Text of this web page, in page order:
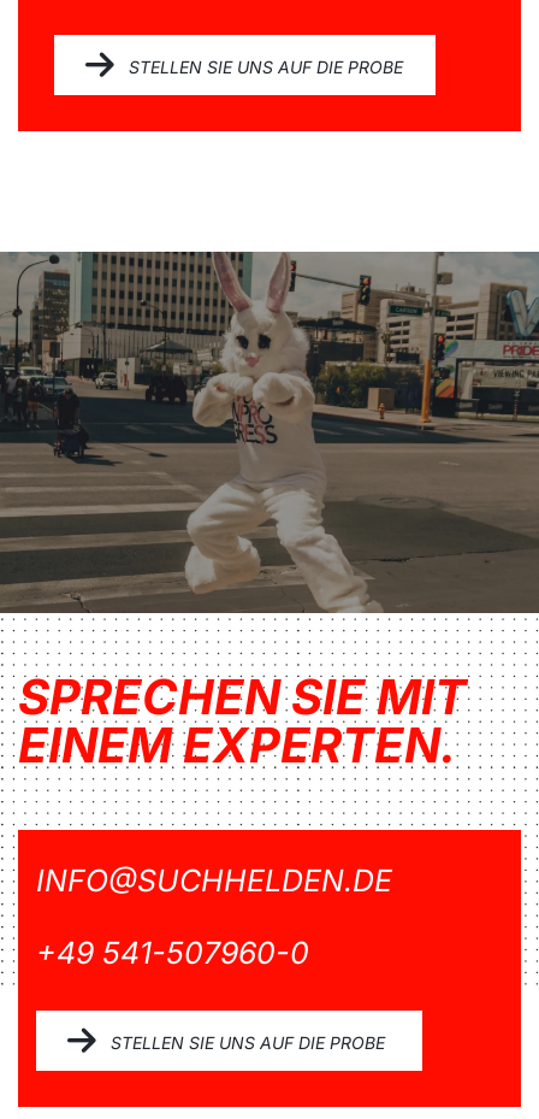
STELLEN SIE UNS AUF DIE PROBE
SPRECHEN SIE MIT
EINEM EXPERTEN.
INFO@SUCHHELDEN.DE
+49 541-507960-0
STELLEN SIE UNS AUF DIE PROBE